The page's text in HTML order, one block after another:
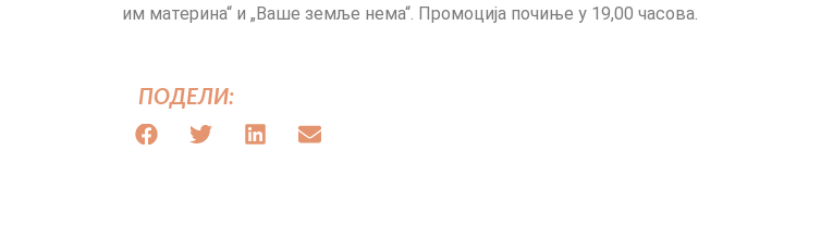
им материна“ и „Ваше земље нема“. Промоција почиње у 19,00 часова.
ПОДЕЛИ: